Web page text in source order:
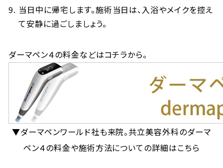
当日中に帰宅します。施術当日は、入浴やメイクを控え
て安静に過ごしましょう。
ダーマペン４の料金などはコチラから。
▼ダーマペンワールド社も来院。共立美容外科のダーマ
ペン４の料金や施術方法についての詳細はこちら